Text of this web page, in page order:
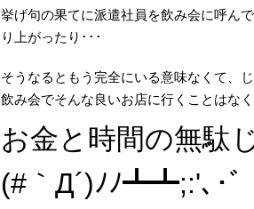
挙げ句の果てに派遣社員を飲み会に呼ん
り上がったり･･･
そうなるともう完全にいる意味なくて、
飲み会でそんな良いお店に行くことはなく
お金と時間の無駄
(#｀Д´)ﾉﾉ┻┻;:'､･ﾞ